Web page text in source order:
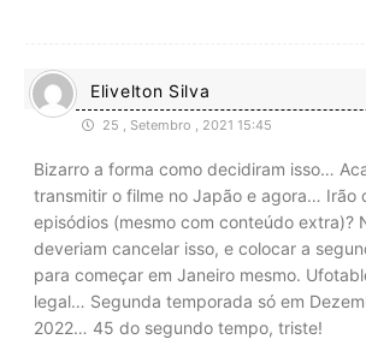
Elivelton Silva
25 , Setembro , 2021 15:45
Bizarro a forma como decidiram isso…
transmitir o filme no Japão e agora… Irão
episódios (mesmo com conteúdo extra)?
deveriam cancelar isso, e colocar a
para começar em Janeiro mesmo.
legal… Segunda temporada só em
2022… 45 do segundo tempo, triste!